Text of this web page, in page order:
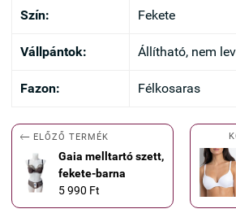
Szín: Fekete
Vállpántok: Állítható, nem
Fazon: Félkosaras
 ELŐZŐ TERMÉK
Gaia melltartó szett,
fekete-barna
5 990 Ft